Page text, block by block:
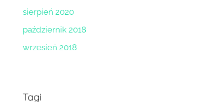
sierpień 2020
październik 2018
wrzesień 2018
Tagi